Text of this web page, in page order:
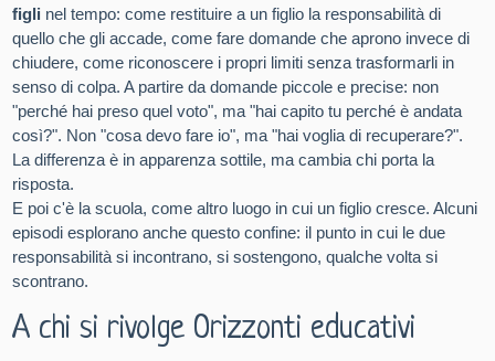
figli nel tempo: come restituire a un figlio la responsabilità di
quello che gli accade, come fare domande che aprono invece di
chiudere, come riconoscere i propri limiti senza trasformarli in
senso di colpa. A partire da domande piccole e precise: non
"perché hai preso quel voto", ma "hai capito tu perché è andata
così?". Non "cosa devo fare io", ma "hai voglia di recuperare?".
La differenza è in apparenza sottile, ma cambia chi porta la
risposta.
E poi c'è la scuola, come altro luogo in cui un figlio cresce. Alcuni
episodi esplorano anche questo confine: il punto in cui le due
responsabilità si incontrano, si sostengono, qualche volta si
scontrano.
A chi si rivolge Orizzonti educativi